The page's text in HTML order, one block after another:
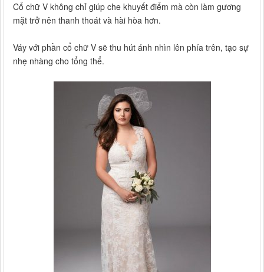
Cổ chữ V không chỉ giúp che khuyết điểm mà còn làm gương
mặt trở nên thanh thoát và hài hòa hơn.
Váy với phần cổ chữ V sẽ thu hút ánh nhìn lên phía trên, tạo sự
nhẹ nhàng cho tổng thể.